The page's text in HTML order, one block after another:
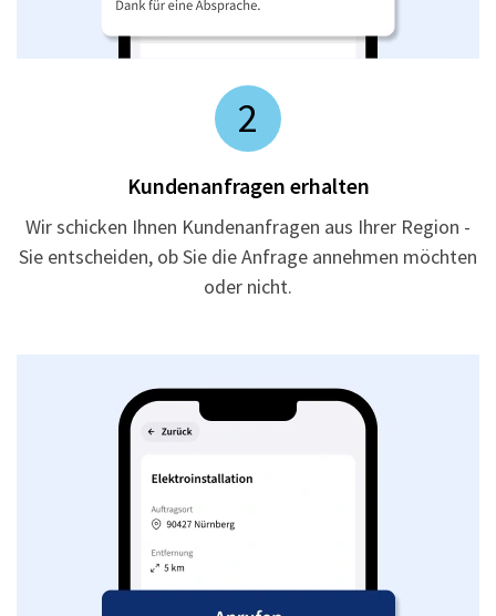
2
Kundenanfragen erhalten
Wir schicken Ihnen Kundenanfragen aus Ihrer Region -
Sie entscheiden, ob Sie die Anfrage annehmen möchten
oder nicht.